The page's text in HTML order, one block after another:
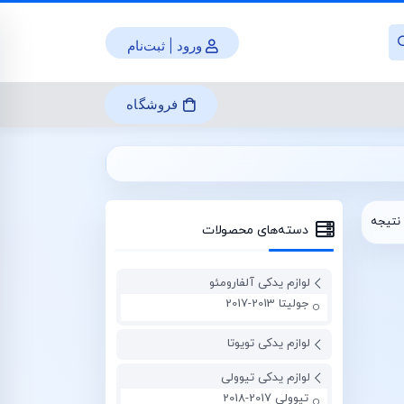
ورود | ثبت‌نام
فروشگاه
دسته‌های محصولات
لوازم یدکی آلفارومئو
جولیتا 2013-2017
لوازم یدکی تویوتا
لوازم یدکی تیوولی
تیوولی 2017-2018